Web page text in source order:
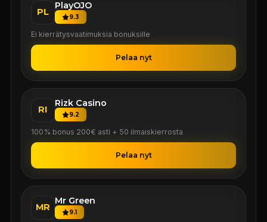
PL
PlayOJO
9.3
Ei kierrätysvaatimuksia bonuksille
Pelaa nyt
RI
Rizk Casino
9.2
100% bonus 200€ asti + 50 ilmaiskierrosta
Pelaa nyt
MR
Mr Green
9.1